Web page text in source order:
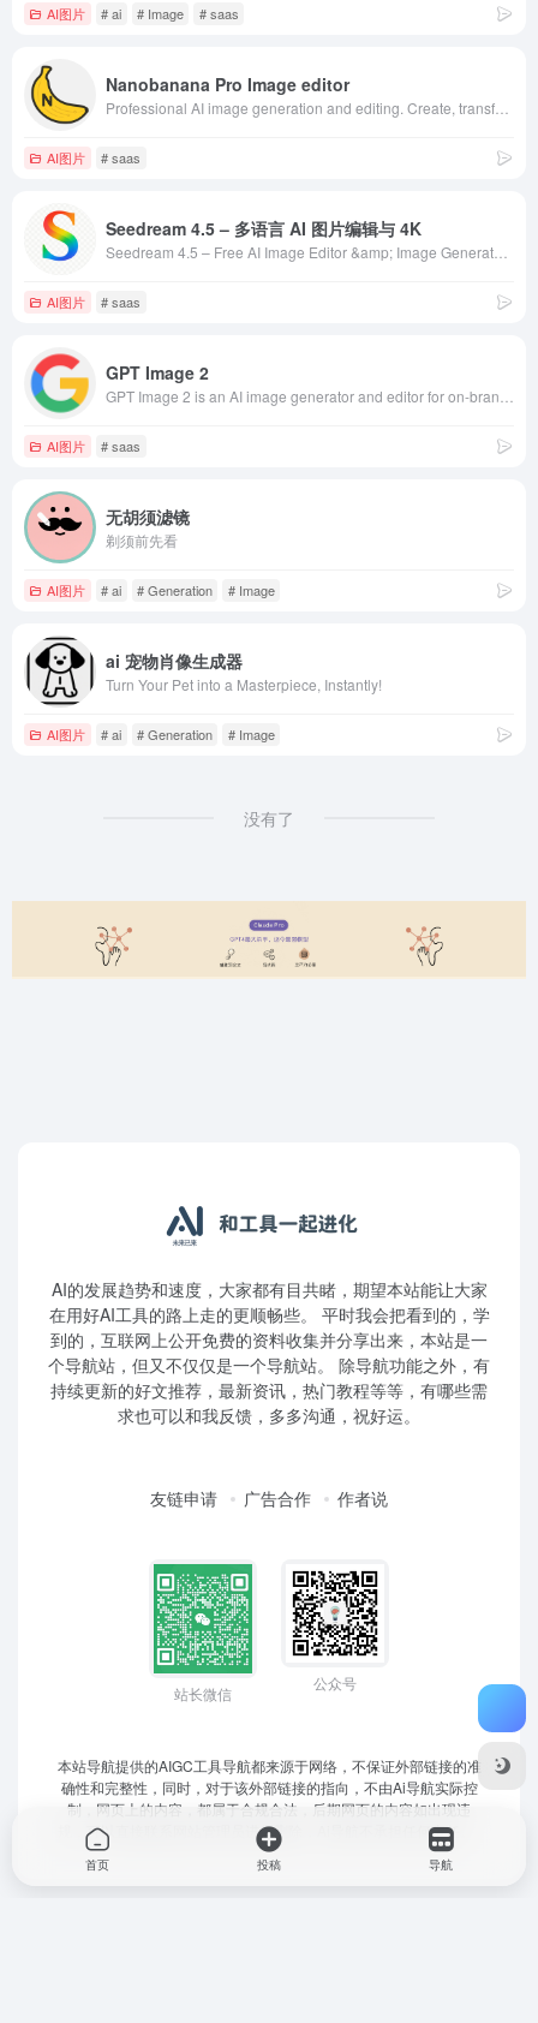
AI图片 # ai # Image # saas
Nanobanana Pro Image editor
AI图片 # saas
Seedream 4.5 – 多语言 AI 图片编辑与 4K
AI图片 # saas
GPT Image 2
AI图片 # saas
无胡须滤镜
剃须前先看
AI图片 # ai # Generation # Image
ai 宠物肖像生成器
Turn Your Pet into a Masterpiece, Instantly!
AI图片 # ai # Generation # Image
没有了
AI的发展趋势和速度，大家都有目共睹，期望本站能让大家
在用好AI工具的路上走的更顺畅些。 平时我会把看到的，学
到的，互联网上公开免费的资料收集并分享出来，本站是一
个导航站，但又不仅仅是一个导航站。 除导航功能之外，有
持续更新的好文推荐，最新资讯，热门教程等等，有哪些需
求也可以和我反馈，多多沟通，祝好运。
友链申请 广告合作 作者说
站长微信
公众号
本站导航提供的AIGC工具导航都来源于网络，不保证外部链接的准
确性和完整性，同时，对于该外部链接的指向，不由Ai导航实际控
制，网页上的内容，都属于合规合法，后期网页的内容如出现违
规，可以直接联系网站管理员进行删除，Ai导航不承担任何责任。
首页 投稿 导航